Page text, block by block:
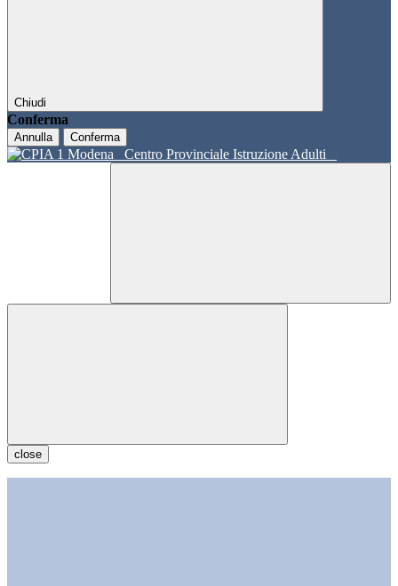
Chiudi
Conferma
Annulla Conferma
Centro Provinciale Istruzione Adulti
close